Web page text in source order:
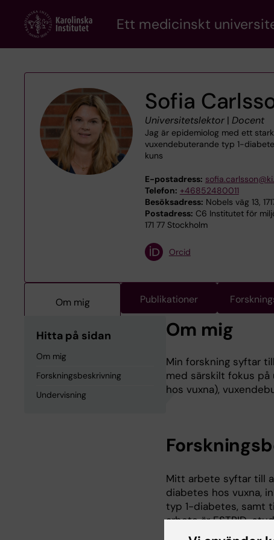
content
Ett medicinskt
Sofia
Universitetslektor| Docent
Jag är epidemiolog med ett
vuxendebuterande typ 1-
kuns
E-postadress:
Telefon: +46852480011
Besöksadress: Nobels väg 13,
Postadress: C6 Institutet för
171 77 Stockholm
Orcid
Om mig Publikationer
Hitta på sidan
Om mig
Forskningsbeskrivning
Undervisning
Om mig
Min forskning syftar
med särskilt fokus
hos vuxna),
Mitt arbete syftar till
diabetes hos vuxna,
typ 1-diabetes, samt
arbete är ESTRID-
diabetes)
https://